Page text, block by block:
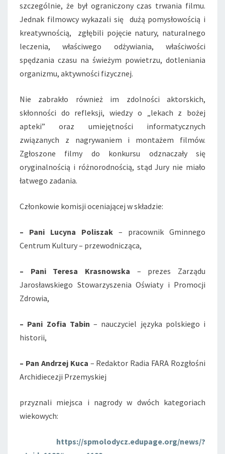
szczególnie, że był ograniczony czas trwania filmu.
Jednak filmowcy wykazali się dużą pomysłowością i
kreatywnością, zgłębili pojęcie natury, naturalnego
leczenia, właściwego odżywiania, właściwości
spędzania czasu na świeżym powietrzu, dotleniania
organizmu, aktywności fizycznej.
Nie zabrakło również im zdolności aktorskich,
skłonności do refleksji, wiedzy o „lekach z bożej
apteki” oraz umiejętności informatycznych
związanych z nagrywaniem i montażem filmów.
Zgłoszone filmy do konkursu odznaczały się
oryginalnością i różnorodnością, stąd Jury nie miało
łatwego zadania.
Członkowie komisji oceniającej w składzie:
– Pani Lucyna Poliszak – pracownik Gminnego
Centrum Kultury – przewodnicząca,
– Pani Teresa Krasnowska – prezes Zarządu
Jarosławskiego Stowarzyszenia Oświaty i Promocji
Zdrowia,
– Pani Zofia Tabin – nauczyciel języka polskiego i
historii,
– Pan Andrzej Kuca – Redaktor Radia FARA Rozgłośni
Archidiecezji Przemyskiej
przyznali miejsca i nagrody w dwóch kategoriach
wiekowych:
https://spmolodycz.edupage.org/news/?